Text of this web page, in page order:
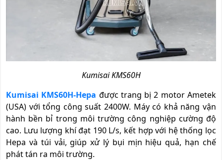
Kumisai KMS60H
Kumisai KMS60H-Hepa được trang bị 2 motor Ametek
(USA) với tổng công suất 2400W. Máy có khả năng vận
hành bền bỉ trong môi trường công nghiệp cường độ
cao. Lưu lượng khí đạt 190 L/s, kết hợp với hệ thống lọc
Hepa và túi vải, giúp xử lý bụi mịn hiệu quả, hạn chế
phát tán ra môi trường.